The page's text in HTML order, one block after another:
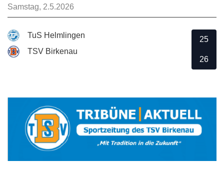
Samstag, 2.5.2026
TuS Helmlingen
TSV Birkenau
25
26